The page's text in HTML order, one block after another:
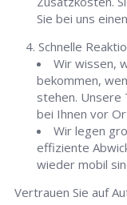
Sie bei uns
Schnelle
Wir wissen,
bekommen,
stehen. Unsere
bei Ihnen vor
Wir legen
effiziente
wieder mobil
Vertrauen Sie auf